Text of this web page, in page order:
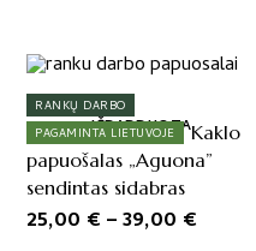
IŠPARDUOTA
RANKŲ DARBO
PAGAMINTA LIETUVOJE
Kaklo
papuošalas „Aguona”
sendintas sidabras
25,00 € –39,00 €
This
product
has
multiple
variants.
The
options